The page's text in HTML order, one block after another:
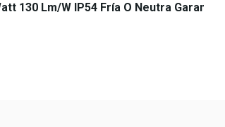
130 Lm/w IP54 Fría O Neutra Garantía